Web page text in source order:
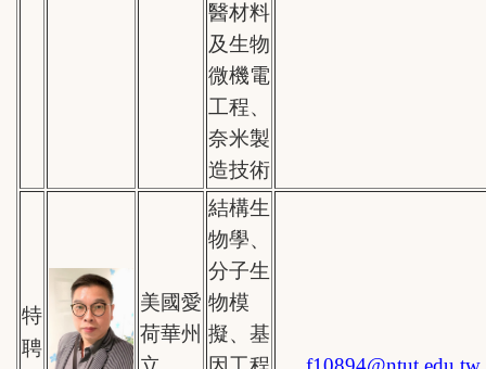
醫材料
及生物
微機電
工程、
奈米製
造技術
特
聘
美國愛
荷華州
結構生
物學、
分子生
物模
擬、基